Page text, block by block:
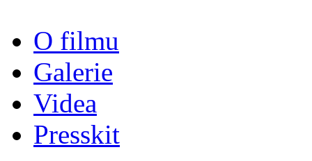
O filmu
Galerie
Videa
Presskit